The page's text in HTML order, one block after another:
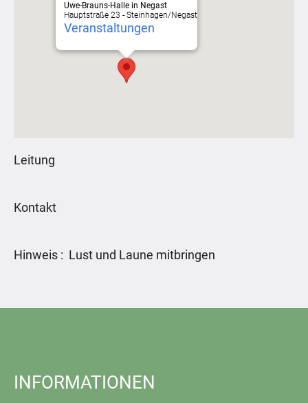
Uwe-Brauns-Halle in Negast
Hauptstraße 23 - Steinhagen/Negast
Veranstaltungen
Leitung
Kontakt
Hinweis : Lust und Laune mitbringen
INFORMATIONEN